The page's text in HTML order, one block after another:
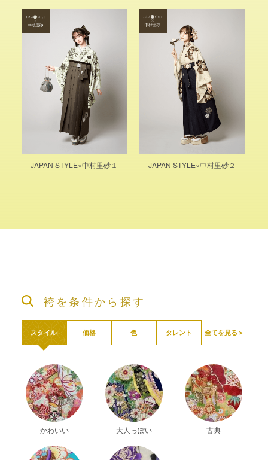
JAPAN STYLE×中村里砂１ JAPAN STYLE×中村里砂２
袴を条件から探す
スタイル 価格 色 タレント 全てを見る＞
かわいい 大人っぽい 古典